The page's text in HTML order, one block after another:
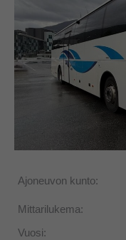
Ajoneuvon kunto:
Mittarilukema:
Vuosi: